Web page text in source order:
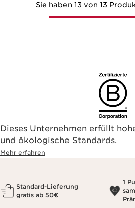
Sie haben 13 von 13
Dieses Unternehmen erfüllt
und ökologische Standards.
Mehr erfahren
Standard-Lieferung
gratis ab 50€
1